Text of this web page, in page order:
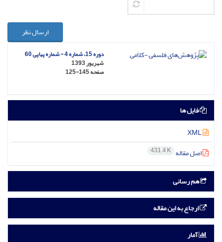
ارسال نظر
دوره 15، شماره 4 - شماره پیاپی 60
شهریور 1393
صفحه125-145
فایل ها
اصل مقاله 431.4 K
هم رسانی
ارجاع به این مقاله
آمار